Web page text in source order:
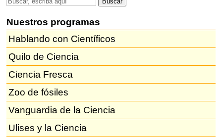
Nuestros programas
Hablando con Científicos
Quilo de Ciencia
Ciencia Fresca
Zoo de fósiles
Vanguardia de la Ciencia
Ulises y la Ciencia